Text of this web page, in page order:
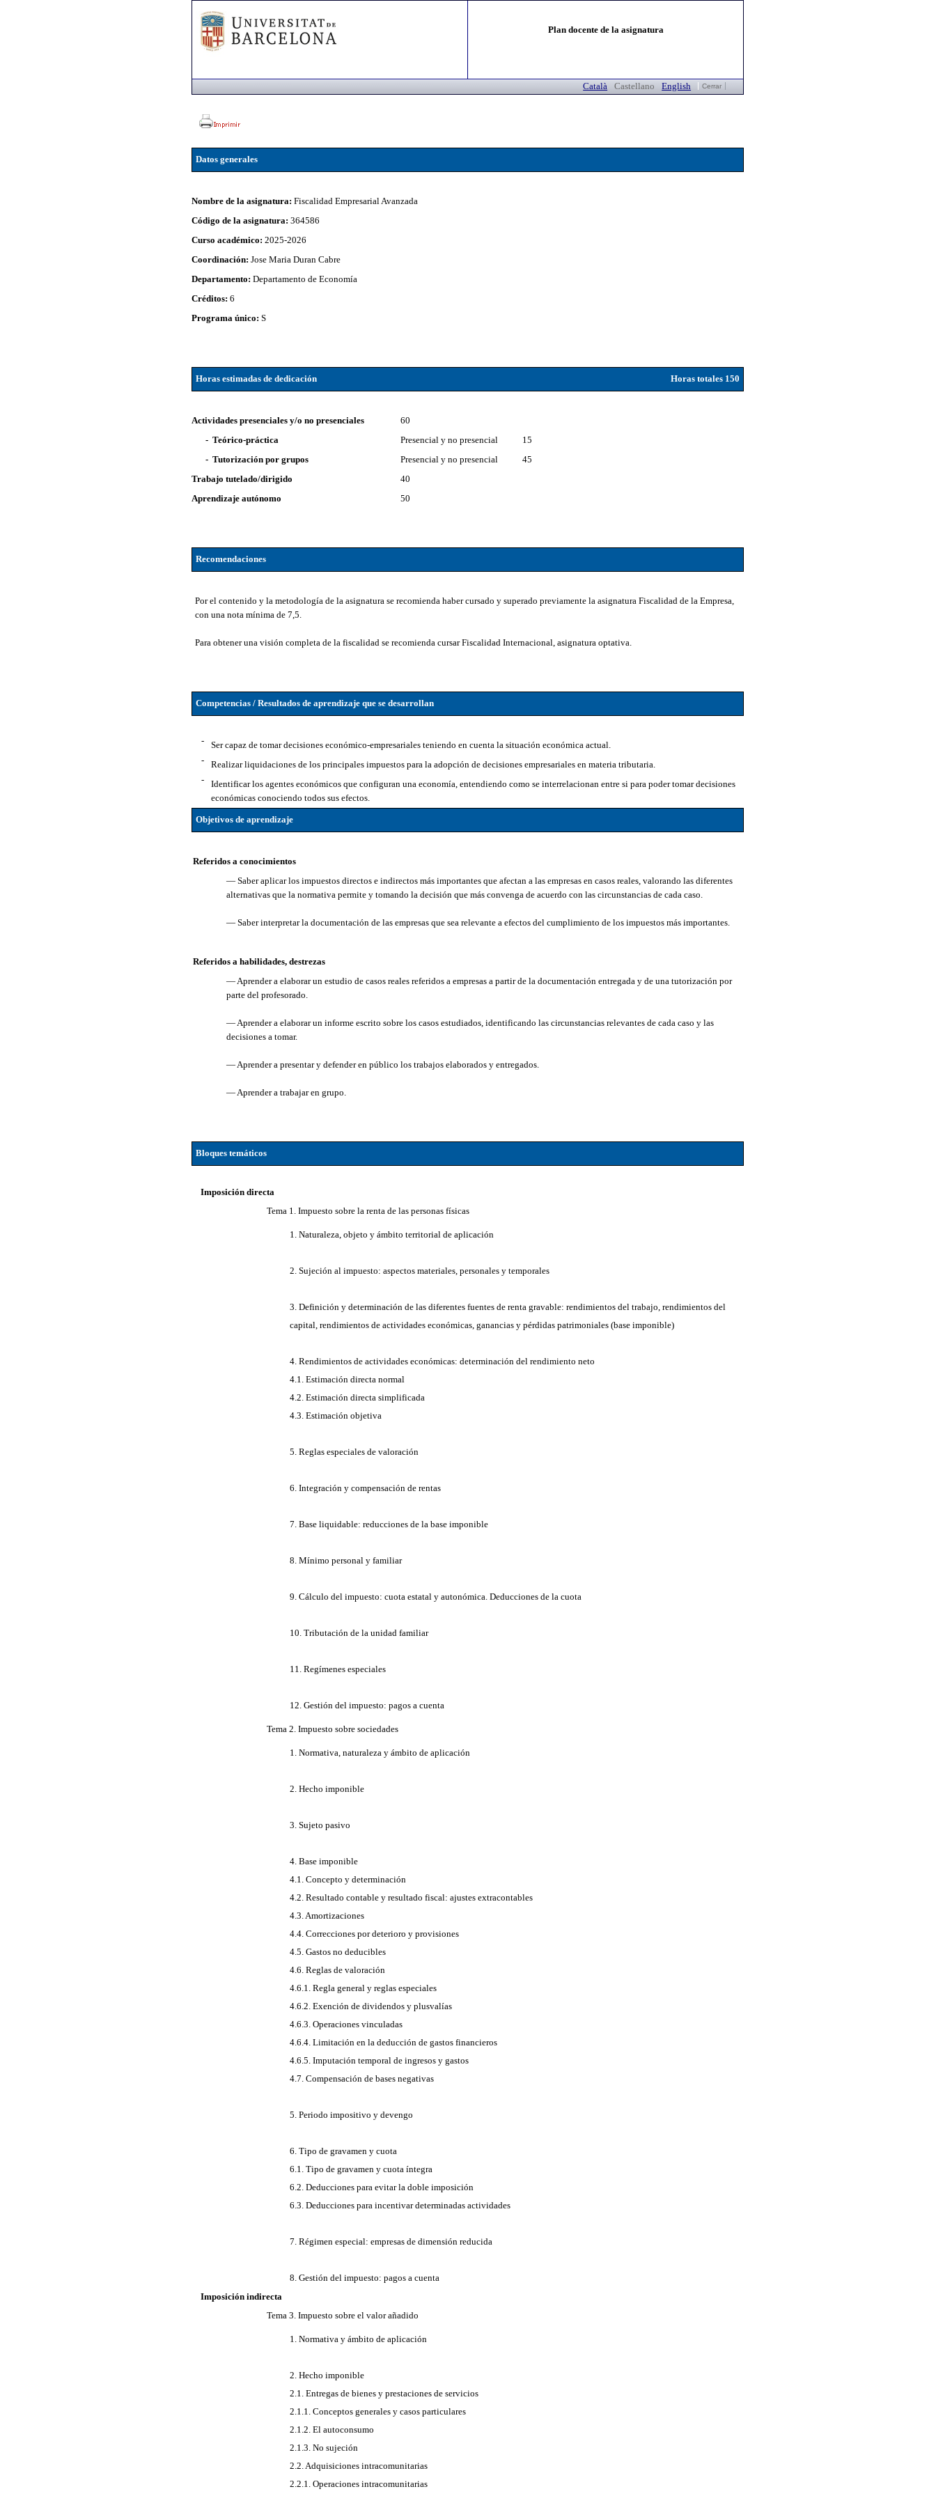
Plan docente de la asignatura
Català Castellano English Cerrar
Datos generales
Nombre de la asignatura:Fiscalidad Empresarial Avanzada
Código de la asignatura:364586
Curso académico:2025-2026
Coordinación:Jose Maria Duran Cabre
Departamento:Departamento de Economía
Créditos:6
Programa único:S
Horas estimadas de dedicación Horas totales 150
Actividades presenciales y/o no presenciales
60
- Teórico-práctica
Presencial y no presencial
15
- Tutorización por grupos
Presencial y no presencial
45
Trabajo tutelado/dirigido
40
Aprendizaje autónomo
50
Recomendaciones
Por el contenido y la metodología de la asignatura se recomienda haber cursado y superado previamente la asignatura Fiscalidad de la Empresa,
con una nota mínima de 7,5.
Para obtener una visión completa de la fiscalidad se recomienda cursar Fiscalidad Internacional, asignatura optativa.
Competencias / Resultados de aprendizaje que se desarrollan
-
Ser capaz de tomar decisiones económico-empresariales teniendo en cuenta la situación económica actual.
-
Realizar liquidaciones de los principales impuestos para la adopción de decisiones empresariales en materia tributaria.
-
Identificar los agentes económicos que configuran una economía, entendiendo como se interrelacionan entre si para poder tomar decisiones
económicas conociendo todos sus efectos.
Objetivos de aprendizaje
Referidos a conocimientos
— Saber aplicar los impuestos directos e indirectos más importantes que afectan a las empresas en casos reales, valorando las diferentes
alternativas que la normativa permite y tomando la decisión que más convenga de acuerdo con las circunstancias de cada caso.
— Saber interpretar la documentación de las empresas que sea relevante a efectos del cumplimiento de los impuestos más importantes.
Referidos a habilidades, destrezas
— Aprender a elaborar un estudio de casos reales referidos a empresas a partir de la documentación entregada y de una tutorización por
parte del profesorado.
— Aprender a elaborar un informe escrito sobre los casos estudiados, identificando las circunstancias relevantes de cada caso y las
decisiones a tomar.
— Aprender a presentar y defender en público los trabajos elaborados y entregados.
— Aprender a trabajar en grupo.
Bloques temáticos
Imposición directa
Tema 1. Impuesto sobre la renta de las personas físicas
1. Naturaleza, objeto y ámbito territorial de aplicación
2. Sujeción al impuesto: aspectos materiales, personales y temporales
3. Definición y determinación de las diferentes fuentes de renta gravable: rendimientos del trabajo, rendimientos del
capital, rendimientos de actividades económicas, ganancias y pérdidas patrimoniales (base imponible)
4. Rendimientos de actividades económicas: determinación del rendimiento neto
4.1. Estimación directa normal
4.2. Estimación directa simplificada
4.3. Estimación objetiva
5. Reglas especiales de valoración
6. Integración y compensación de rentas
7. Base liquidable: reducciones de la base imponible
8. Mínimo personal y familiar
9. Cálculo del impuesto: cuota estatal y autonómica. Deducciones de la cuota
10. Tributación de la unidad familiar
11. Regímenes especiales
12. Gestión del impuesto: pagos a cuenta
Tema 2. Impuesto sobre sociedades
1. Normativa, naturaleza y ámbito de aplicación
2. Hecho imponible
3. Sujeto pasivo
4. Base imponible
4.1. Concepto y determinación
4.2. Resultado contable y resultado fiscal: ajustes extracontables
4.3. Amortizaciones
4.4. Correcciones por deterioro y provisiones
4.5. Gastos no deducibles
4.6. Reglas de valoración
4.6.1. Regla general y reglas especiales
4.6.2. Exención de dividendos y plusvalías
4.6.3. Operaciones vinculadas
4.6.4. Limitación en la deducción de gastos financieros
4.6.5. Imputación temporal de ingresos y gastos
4.7. Compensación de bases negativas
5. Periodo impositivo y devengo
6. Tipo de gravamen y cuota
6.1. Tipo de gravamen y cuota íntegra
6.2. Deducciones para evitar la doble imposición
6.3. Deducciones para incentivar determinadas actividades
7. Régimen especial: empresas de dimensión reducida
8. Gestión del impuesto: pagos a cuenta
Imposición indirecta
Tema 3. Impuesto sobre el valor añadido
1. Normativa y ámbito de aplicación
2. Hecho imponible
2.1. Entregas de bienes y prestaciones de servicios
2.1.1. Conceptos generales y casos particulares
2.1.2. El autoconsumo
2.1.3. No sujeción
2.2. Adquisiciones intracomunitarias
2.2.1. Operaciones intracomunitarias